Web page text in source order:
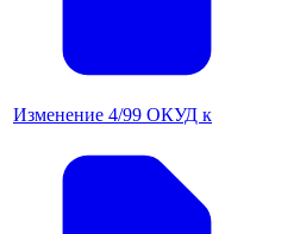
Изменение 4/99 ОКУД к